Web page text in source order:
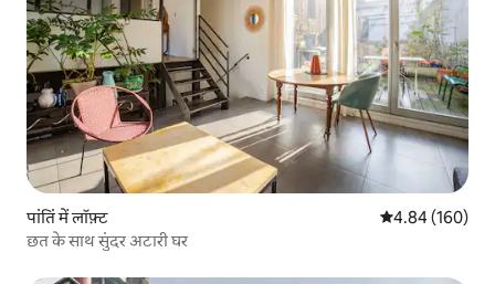
पांतिं में लॉफ़्ट औसत रेटिंग 5 में से
4.84 (160)
छत के साथ सुंदर अटारी घर